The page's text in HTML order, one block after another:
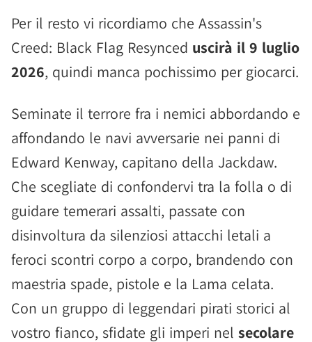
Per il resto vi ricordiamo che Assassin's
Creed: Black Flag Resynced uscirà il 9 luglio
2026, quindi manca pochissimo per giocarci.
Seminate il terrore fra i nemici abbordando e
affondando le navi avversarie nei panni di
Edward Kenway, capitano della Jackdaw.
Che scegliate di confondervi tra la folla o di
guidare temerari assalti, passate con
disinvoltura da silenziosi attacchi letali a
feroci scontri corpo a corpo, brandendo con
maestria spade, pistole e la Lama celata.
Con un gruppo di leggendari pirati storici al
vostro fianco, sfidate gli imperi nel secolare